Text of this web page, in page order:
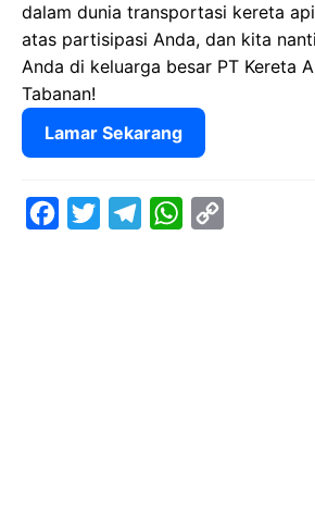
dalam dunia transportasi kereta
atas partisipasi Anda, dan kita
Anda di keluarga besar PT Kereta
Tabanan!
Lamar Sekarang
W